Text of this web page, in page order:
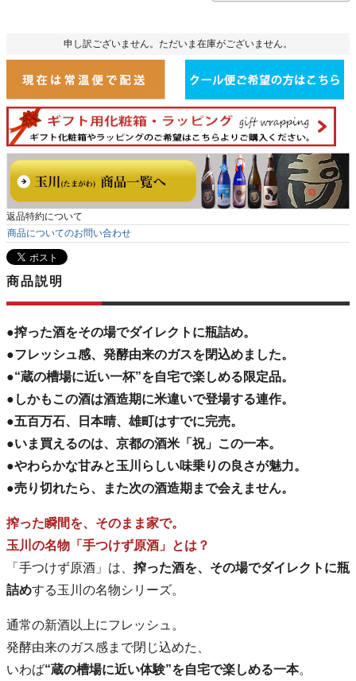
申し訳ございません。ただいま在庫がございません。
返品特約について
商品についてのお問い合わせ
商品説明
●搾った酒をその場でダイレクトに瓶詰め。
●フレッシュ感、発酵由来のガスを閉込めました。
●“蔵の槽場に近い一杯”を自宅で楽しめる限定品。
●しかもこの酒は酒造期に米違いで登場する連作。
●五百万石、日本晴、雄町はすでに完売。
●いま買えるのは、京都の酒米「祝」この一本。
●やわらかな甘みと玉川らしい味乗りの良さが魅力。
●売り切れたら、また次の酒造期まで会えません。
搾った瞬間を、そのまま家で。
玉川の名物「手つけず原酒」とは？
「手つけず原酒」は、 搾った酒を、その場でダイレクトに瓶
詰めする玉川の名物シリーズ。
通常の新酒以上にフレッシュ。
発酵由来のガス感まで閉じ込めた、
いわば“蔵の槽場に近い体験”を自宅で楽しめる一本。